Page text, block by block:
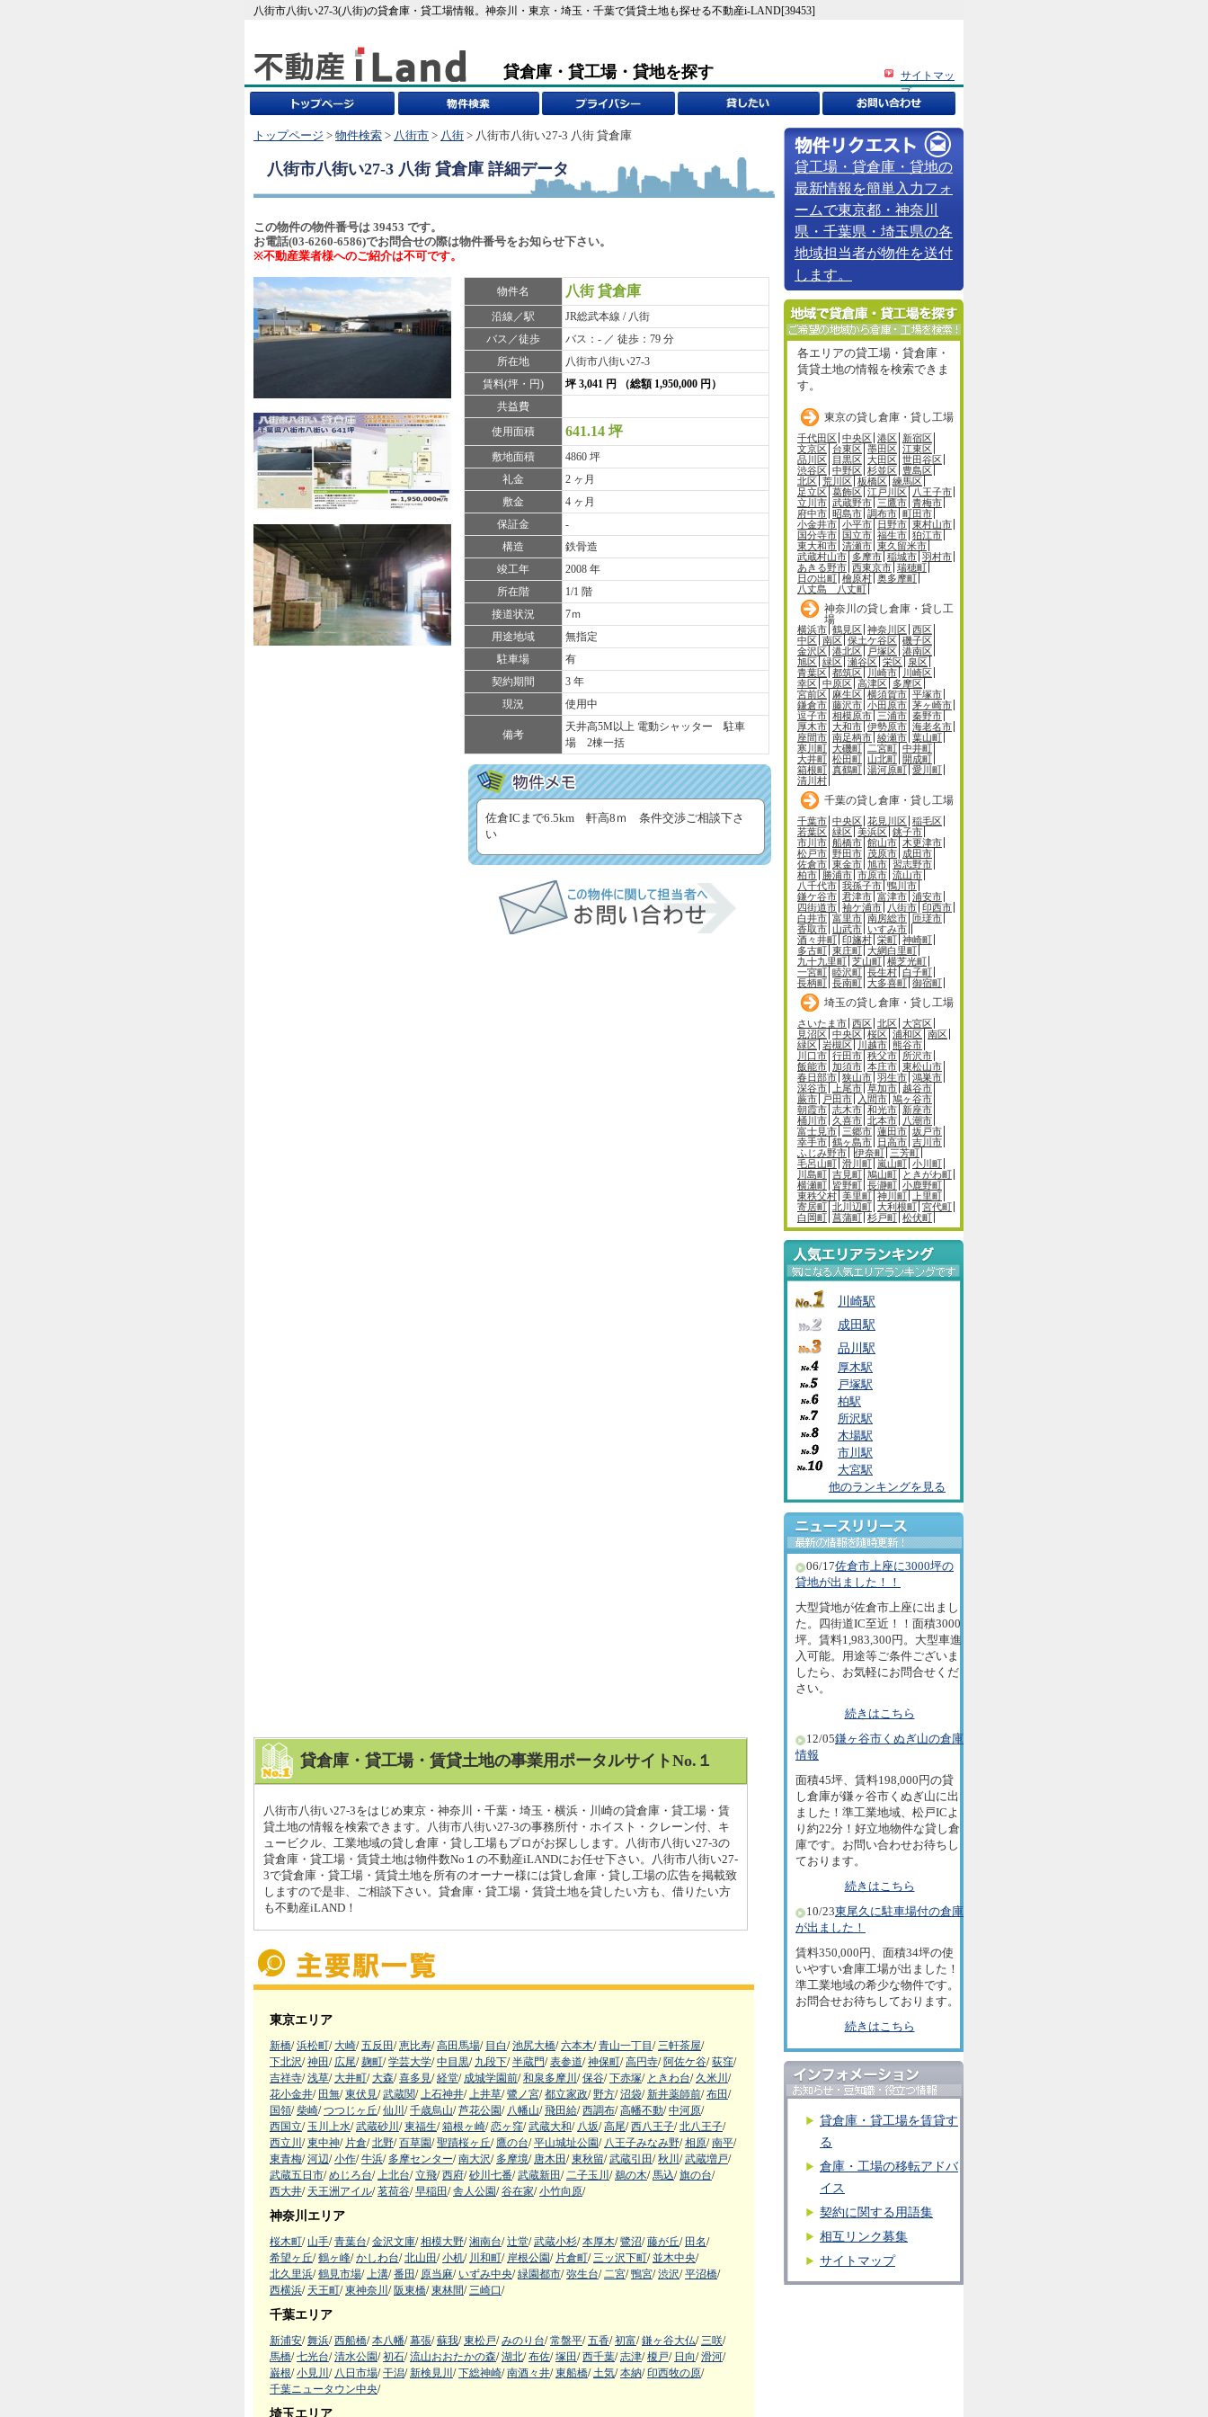
八街市八街い27-3(八街)の貸倉庫・貸工場情報。神奈川・東京・埼玉・千葉で賃貸土地も探せる不動産i-LAND[39453]
貸倉庫・貸工場・貸地を探す
サイトマッ
プ
トップページ > 物件検索 > 八街市 > 八街 > 八街市八街い27-3 八街 貸倉庫
八街市八街い27-3 八街 貸倉庫 詳細データ
この物件の物件番号は 39453 です。
お電話(03-6260-6586)でお問合せの際は物件番号をお知らせ下さい。
※不動産業者様へのご紹介は不可です。
物件名 八街 貸倉庫
沿線／駅
JR総武本線 / 八街
バス／徒歩
バス：- ／ 徒歩：79 分
所在地
八街市八街い27-3
賃料(坪・円)
坪 3,041 円 （総額 1,950,000 円）
共益費
使用面積
641.14 坪
敷地面積
4860 坪
礼金
2 ヶ月
敷金
4 ヶ月
保証金
-
構造
鉄骨造
竣工年
2008 年
所在階
1/1 階
接道状況
7ｍ
用途地域
無指定
駐車場
有
契約期間
3 年
現況
使用中
備考
天井高5M以上 電動シャッター 駐車
場 2棟一括
佐倉ICまで6.5km 軒高8ｍ 条件交渉ご相談下さ
い
貸倉庫・貸工場・賃貸土地の事業用ポータルサイトNo.１
八街市八街い27-3をはじめ東京・神奈川・千葉・埼玉・横浜・川崎の貸倉庫・貸工場・賃
貸土地の情報を検索できます。八街市八街い27-3の事務所付・ホイスト・クレーン付、キ
ュービクル、工業地域の貸し倉庫・貸し工場もプロがお探しします。八街市八街い27-3の
貸倉庫・貸工場・賃貸土地は物件数No１の不動産iLANDにお任せ下さい。八街市八街い27-
3で貸倉庫・貸工場・賃貸土地を所有のオーナー様には貸し倉庫・貸し工場の広告を掲載致
しますので是非、ご相談下さい。貸倉庫・貸工場・賃貸土地を貸したい方も、借りたい方
も不動産iLAND！
東京エリア
新橋/ 浜松町/ 大崎/ 五反田/ 恵比寿/ 高田馬場/ 目白/ 池尻大橋/ 六本木/ 青山一丁目 / 三軒茶屋/
下北沢/ 神田/ 広尾/ 麹町/ 学芸大学/ 中目黒/ 九段下/ 半蔵門/ 表参道/ 神保町/ 高円寺/ 阿佐ケ谷/ 荻窪/
吉祥寺/ 浅草/ 大井町/ 大森/ 喜多見/ 経堂/ 成城学園前/ 和泉多摩川 / 保谷/ 下赤塚/ ときわ台/ 久米川 /
花小金井/ 田無/ 東伏見/ 武蔵関/ 上石神井/ 上井草/ 鷺ノ宮/ 都立家政/ 野方/ 沼袋/ 新井薬師前/ 布田/
国領/ 柴崎/ つつじヶ丘/ 仙川 / 千歳烏山/ 芦花公園/ 八幡山/ 飛田給/ 西調布/ 高幡不動/ 中河原/
西国立/ 玉川上水/ 武蔵砂川 / 東福生/ 箱根ヶ崎/ 恋ヶ窪/ 武蔵大和/ 八坂/ 高尾/ 西八王子/ 北八王子/
西立川 / 東中神/ 片倉/ 北野/ 百草園/ 聖蹟桜ヶ丘/ 鷹の台/ 平山城址公園/ 八王子みなみ野/ 相原/ 南平/
東青梅/ 河辺/ 小作/ 牛浜/ 多摩センター/ 南大沢/ 多摩境/ 唐木田/ 東秋留/ 武蔵引田/ 秋川 / 武蔵増戸/
武蔵五日市/ めじろ台/ 上北台/ 立飛/ 西府/ 砂川七番/ 武蔵新田/ 二子玉川 / 鵜の木/ 馬込/ 旗の台/
西大井/ 天王洲アイル/ 茗荷谷/ 早稲田/ 舎人公園/ 谷在家/ 小竹向原/
神奈川エリア
桜木町/ 山手/ 青葉台/ 金沢文庫/ 相模大野/ 湘南台/ 辻堂/ 武蔵小杉/ 本厚木/ 鷺沼/ 藤が丘/ 田名/
希望ヶ丘/ 鶴ヶ峰/ かしわ台/ 北山田/ 小机/ 川和町/ 岸根公園/ 片倉町/ 三ッ沢下町/ 並木中央/
北久里浜/ 鶴見市場/ 上溝/ 番田/ 原当麻/ いずみ中央/ 緑園都市/ 弥生台/ 二宮/ 鴨宮/ 渋沢/ 平沼橋/
西横浜/ 天王町/ 東神奈川 / 阪東橋/ 東林間/ 三崎口/
千葉エリア
新浦安/ 舞浜/ 西船橋/ 本八幡/ 幕張/ 蘇我/ 東松戸/ みのり台/ 常盤平/ 五香/ 初富/ 鎌ヶ谷大仏/ 三咲/
馬橋/ 七光台/ 清水公園/ 初石/ 流山おおたかの森/ 湖北/ 布佐/ 塚田/ 西千葉/ 志津/ 榎戸/ 日向/ 滑河/
巌根/ 小見川 / 八日市場/ 干潟/ 新検見川 / 下総神崎/ 南酒々井/ 東船橋/ 土気/ 本納/ 印西牧の原/
千葉ニュータウン中央/
埼玉エリア
貸工場・貸倉庫・貸地の
最新情報を簡単入力フォ
ームで東京都・神奈川
県・千葉県・埼玉県の各
地域担当者が物件を送付
します。
各エリアの貸工場・貸倉庫・
賃貸土地の情報を検索できま
す。
東京の貸し倉庫・貸し工場
千代田区 中央区 港区 新宿区
文京区 台東区 墨田区 江東区
品川区 目黒区 大田区 世田谷区
渋谷区 中野区 杉並区 豊島区
北区 荒川区 板橋区 練馬区
足立区 葛飾区 江戸川区
八王子市
立川市 武蔵野市 三鷹市 青梅市
府中市 昭島市 調布市 町田市
小金井市 小平市 日野市 東村山市
国分寺市
国立市 福生市 狛江市
東大和市 清瀬市 東久留米市
武蔵村山市 多摩市 稲城市 羽村市
あきる野市 西東京市 瑞穂町
日の出町 檜原村 奥多摩町
八丈島 八丈町
神奈川の貸し倉庫・貸し工
場
横浜市 鶴見区 神奈川区 西区
中区 南区 保土ケ谷区 磯子区
金沢区 港北区 戸塚区 港南区
旭区 緑区 瀬谷区 栄区 泉区
青葉区 都筑区 川崎市
川崎区
幸区 中原区 高津区 多摩区
宮前区 麻生区 横須賀市 平塚市
鎌倉市 藤沢市 小田原市 茅ヶ崎市
逗子市 相模原市 三浦市 秦野市
厚木市 大和市 伊勢原市 海老名市
座間市 南足柄市 綾瀬市 葉山町
寒川町 大磯町 二宮町 中井町
大井町 松田町 山北町 開成町
箱根町 真鶴町 湯河原町 愛川町
清川村
千葉の貸し倉庫・貸し工場
千葉市 中央区 花見川区 稲毛区
若葉区 緑区 美浜区 銚子市
市川市 船橋市 館山市 木更津市
松戸市 野田市 茂原市 成田市
佐倉市 東金市 旭市 習志野市
柏市 勝浦市 市原市 流山市
八千代市 我孫子市 鴨川市
鎌ケ谷市 君津市 富津市 浦安市
四街道市 袖ケ浦市 八街市 印西市
白井市 富里市 南房総市 匝瑳市
香取市 山武市 いすみ市
酒々井町 印旛村 栄町 神崎町
多古町 東庄町 大網白里町
九十九里町 芝山町 横芝光町
一宮町 睦沢町 長生村 白子町
長柄町 長南町 大多喜町 御宿町
埼玉の貸し倉庫・貸し工場
さいたま市 西区 北区 大宮区
見沼区 中央区 桜区 浦和区 南区
緑区 岩槻区 川越市 熊谷市
川口市 行田市 秩父市 所沢市
飯能市 加須市 本庄市 東松山市
春日部市 狭山市 羽生市 鴻巣市
深谷市
上尾市 草加市 越谷市
蕨市
戸田市 入間市 鳩ヶ谷市
朝霞市 志木市 和光市 新座市
桶川市 久喜市 北本市
八潮市
富士見市 三郷市 蓮田市 坂戸市
幸手市 鶴ヶ島市 日高市 吉川市
ふじみ野市
伊奈町 三芳町
毛呂山町 滑川町 嵐山町 小川町
川島町 吉見町 鳩山町
ときがわ町
横瀬町 皆野町 長瀞町 小鹿野町
東秩父村 美里町 神川町
上里町
寄居町 北川辺町 大利根町 宮代町
白岡町 菖蒲町 杉戸町 松伏町
川崎駅
成田駅
品川駅
厚木駅
戸塚駅
柏駅
所沢駅
木場駅
市川駅
大宮駅
他のランキングを見る
06/17佐倉市上座に3000坪の
貸地が出ました！！
大型貸地が佐倉市上座に出まし
た。四街道IC至近！！面積3000
坪。賃料1,983,300円。大型車進
入可能。用途等ご条件ございま
したら、お気軽にお問合せくだ
さい。
続きはこちら
12/05鎌ヶ谷市くぬぎ山の倉庫
情報
面積45坪、賃料198,000円の貸
し倉庫が鎌ヶ谷市くぬぎ山に出
ました！準工業地域、松戸ICよ
り約22分！好立地物件な貸し倉
庫です。お問い合わせお待ちし
ております。
続きはこちら
10/23東尾久に駐車場付の倉庫
が出ました！
賃料350,000円、面積34坪の使
いやすい倉庫工場が出ました！
準工業地域の希少な物件です。
お問合せお待ちしております。
続きはこちら
貸倉庫・貸工場を賃貸す
る
倉庫・工場の移転アドバ
イス
契約に関する用語集
相互リンク募集
サイトマップ